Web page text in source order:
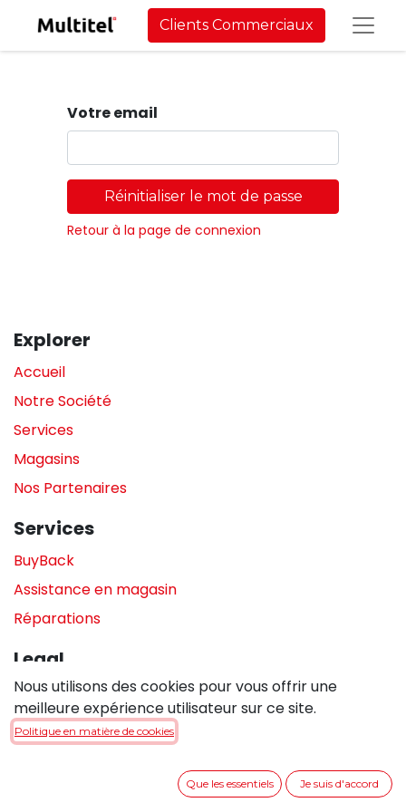
Clients Commerciaux
Votre email
Réinitialiser le mot de passe
Retour à la page de connexion
Explorer
Accueil
Notre Société
Services
Magasins
Nos Partenaires
Services
BuyBack
Assistance en magasin
Réparations
Legal
Politique de confidentialité
Politique de cookies
Conditions générales de vente
Nous utilisons des cookies pour vous offrir une
meilleure expérience utilisateur sur ce site.
Politique en matière de cookies
Que les essentiels Je suis d'accord